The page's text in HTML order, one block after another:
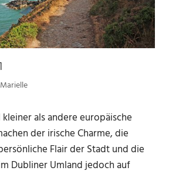
Marielle
als andere europäische
der irische Charme, die
Flair der Stadt und die
Dubliner Umland jedoch auf